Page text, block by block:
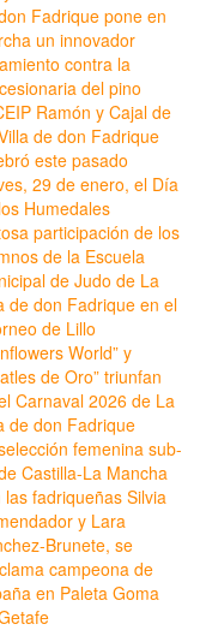
Fadrique pone en
un innovador
contra la
del pino
Ramón y Cajal de
de don Fadrique
este pasado
29 de enero, el Día
Humedales
participación de los
de la Escuela
de Judo de La
de don Fadrique en el
de Lillo
World” y
de Oro” triunfan
Carnaval 2026 de La
de don Fadrique
femenina sub-
Castilla-La Mancha
las fadriqueñas Silvia
y Lara
Brunete, se
campeona de
en Paleta Goma